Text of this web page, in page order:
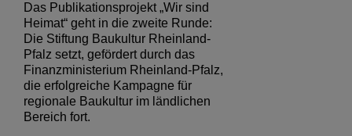
Das Publikationsprojekt „Wir sind
Heimat“ geht in die zweite Runde:
Die Stiftung Baukultur Rheinland-
Pfalz setzt, gefördert durch das
Finanzministerium Rheinland-Pfalz,
die erfolgreiche Kampagne für
regionale Baukultur im ländlichen
Bereich fort.